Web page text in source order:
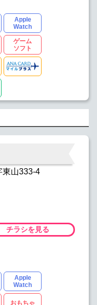
Apple
Watch
ゲーム
ソフト
東山333-4
チラシを見る
Apple
Watch
おもちゃ